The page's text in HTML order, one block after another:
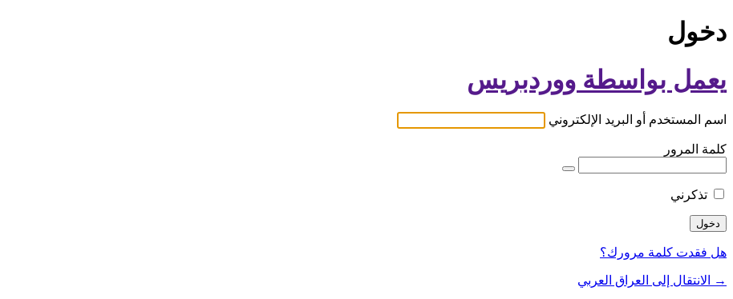
دخول
يعمل بواسطة ووردبريس
اسم المستخدم أو البريد الإلكتروني
كلمة المرور
تذكرني
هل فقدت كلمة مرورك؟
→ الانتقال إلى العراق العربي